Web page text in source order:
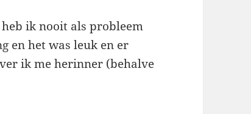
ik nooit als probleem
en het was leuk en er
ik me herinner (behalve